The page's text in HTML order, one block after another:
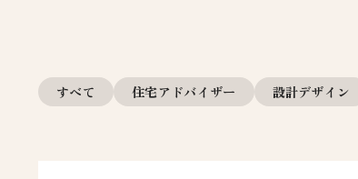
すべて 住宅アドバイザー 設計デザイン